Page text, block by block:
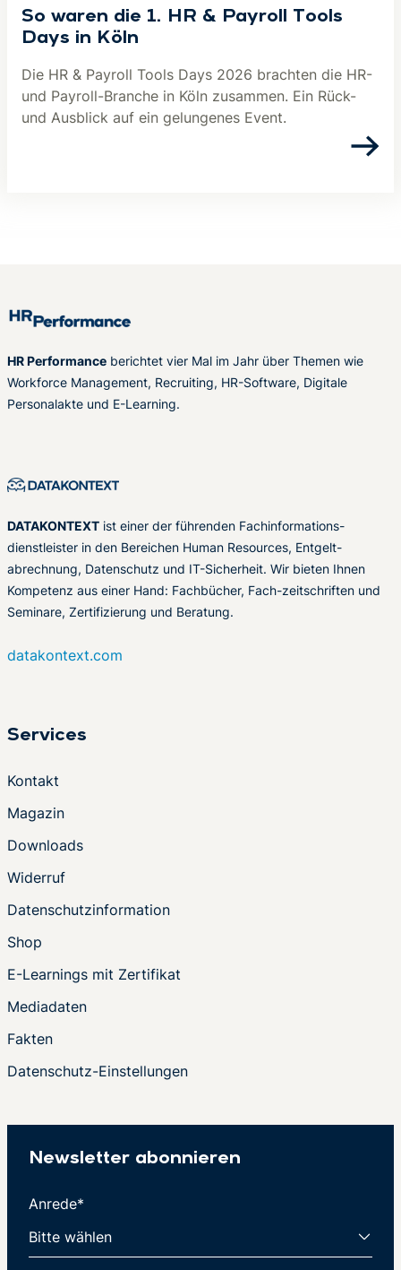
So waren die 1. HR & Payroll Tools
Days in Köln
Die HR & Payroll Tools Days 2026 brachten die HR-
und Payroll-Branche in Köln zusammen. Ein Rück-
und Ausblick auf ein gelungenes Event.
HR Performance berichtet vier Mal im Jahr über Themen wie
Workforce Management, Recruiting, HR-Software, Digitale
Personalakte und E-Learning.
DATAKONTEXT ist einer der führenden Fachinformations-
dienstleister in den Bereichen Human Resources, Entgelt-
abrechnung, Datenschutz und IT-Sicherheit. Wir bieten Ihnen
Kompetenz aus einer Hand: Fachbücher, Fach-zeitschriften und
Seminare, Zertifizierung und Beratung.
datakontext.com
Services
Kontakt
Magazin
Downloads
Widerruf
Datenschutzinformation
Shop
E-Learnings mit Zertifikat
Mediadaten
Fakten
Datenschutz-Einstellungen
Newsletter abonnieren
Anrede*